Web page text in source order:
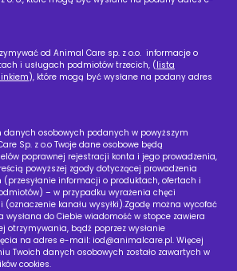
od Animal Care sp. z o.o. informacje o
i usługach podmiotów trzecich, (lista
), które mogą być wysłane na podany adres
osobowych podanych w powyższym
Sp. z o.o Twoje dane osobowe będą
poprawnej rejestracji konta i jego prowadzenia,
powyższej zgody dotyczącej prowadzenia
(przesyłanie informacji o produktach, ofertach i
– w przypadku wyrażenia chęci
kanału wysyłki).Zgodę można wycofać
wysłana do Ciebie wiadomość w stopce zawiera
otrzymywania, bądź poprzez wysłanie
na adres e-mail: iod@animalcare.pl. Więcej
Twoich danych osobowych zostało zawartych w
cookies.